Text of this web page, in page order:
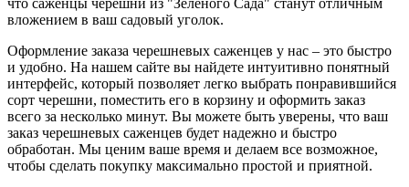
что саженцы черешни из "Зеленого Сада" станут отличным
вложением в ваш садовый уголок.
Оформление заказа черешневых саженцев у нас – это быстро
и удобно. На нашем сайте вы найдете интуитивно понятный
интерфейс, который позволяет легко выбрать понравившийся
сорт черешни, поместить его в корзину и оформить заказ
всего за несколько минут. Вы можете быть уверены, что ваш
заказ черешневых саженцев будет надежно и быстро
обработан. Мы ценим ваше время и делаем все возможное,
чтобы сделать покупку максимально простой и приятной.